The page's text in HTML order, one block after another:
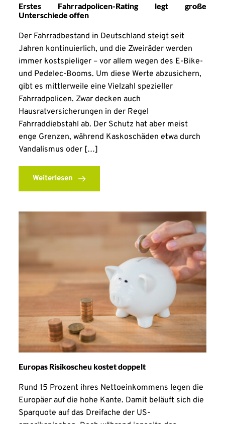
Erstes Fahrradpolicen-Rating legt große
Unterschiede offen
Der Fahrradbestand in Deutschland steigt seit
Jahren kontinuierlich, und die Zweiräder werden
immer kostspieliger – vor allem wegen des E-Bike-
und Pedelec-Booms. Um diese Werte abzusichern,
gibt es mittlerweile eine Vielzahl spezieller
Fahrradpolicen. Zwar decken auch
Hausratversicherungen in der Regel
Fahrraddiebstahl ab. Der Schutz hat aber meist
enge Grenzen, während Kaskoschäden etwa durch
Vandalismus oder […]
Weiterlesen
Europas Risikoscheu kostet doppelt
Rund 15 Prozent ihres Nettoeinkommens legen die
Europäer auf die hohe Kante. Damit beläuft sich die
Sparquote auf das Dreifache der US-